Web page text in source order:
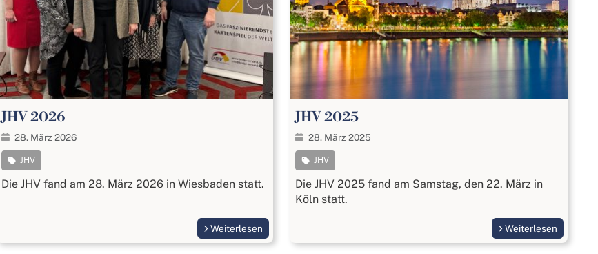
JHV 2026
28. März 2026
JHV
Die JHV fand am 28. März 2026 in Wiesbaden statt.
Weiterlesen
JHV 2025
28. März 2025
JHV
Die JHV 2025 fand am Samstag, den 22. März in
Köln statt.
Weiterlesen